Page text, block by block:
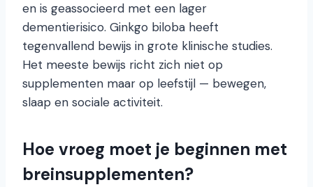
en is geassocieerd met een lager
dementierisico. Ginkgo biloba heeft
tegenvallend bewijs in grote klinische studies.
Het meeste bewijs richt zich niet op
supplementen maar op leefstijl — bewegen,
slaap en sociale activiteit.
Hoe vroeg moet je beginnen met
breinsupplementen?